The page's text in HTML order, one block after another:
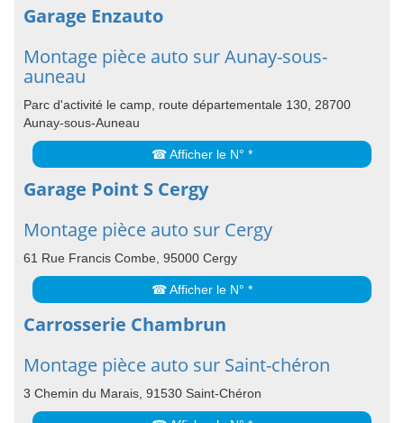
Garage Enzauto
Montage pièce auto sur Aunay-sous-
auneau
Parc d'activité le camp, route départementale 130, 28700
Aunay-sous-Auneau
☎ Afficher le N° *
Garage Point S Cergy
Montage pièce auto sur Cergy
61 Rue Francis Combe, 95000 Cergy
☎ Afficher le N° *
Carrosserie Chambrun
Montage pièce auto sur Saint-chéron
3 Chemin du Marais, 91530 Saint-Chéron